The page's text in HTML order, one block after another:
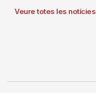
Veure totes les notícies